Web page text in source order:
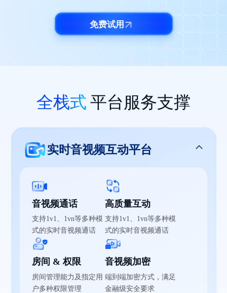
免费试用
免费试用
免费试用
免费试用
免费试用
免费试用
免费试用
免费试用
全栈式 平台服务支撑
实时音视频互动平台
音视频通话
支持1v1、1vn等多种模
式的实时音视频通话
高质量互动
支持1v1、1vn等多种模
式的实时音视频通话
房间 & 权限
房间管理能力及指定用
户多种权限管理
音视频加密
端到端加密方式，满足
金融级安全要求